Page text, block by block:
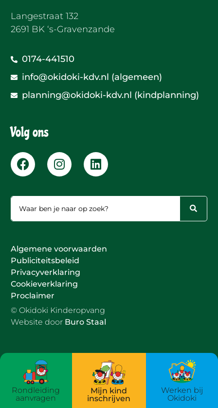
Langestraat 132
2691 BK ‘s-Gravenzande
0174-441510
info@okidoki-kdv.nl (algemeen)
planning@okidoki-kdv.nl (kindplanning)
Volg ons
© Okidoki Kinderopvang
Website door Buro Staal
Algemene voorwaarden
Publiciteitsbeleid
Privacyverklaring
Cookieverklaring
Proclaimer
Rondleiding
aanvragen
Mijn kind
inschrijven
Werken bij
Okidoki